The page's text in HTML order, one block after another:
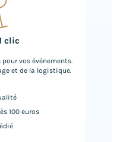
clic
vos événements.
et de la logistique.
100 euros